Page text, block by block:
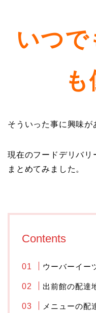
いつ
そういった事に興味が
現在のフードデリバリ
まとめてみました。
Contents
ウーバーイー
出前館の配達
メニューの配